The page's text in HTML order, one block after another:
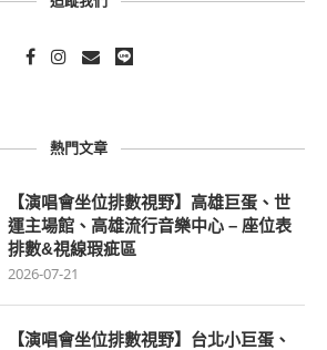
熱門文章
【演唱會坐位排數視野】高雄巨蛋、世
運主場館、高雄流行音樂中心 – 座位表
排數&視線瑕疵區
2026-07-21
【演唱會坐位排數視野】台北小巨蛋、